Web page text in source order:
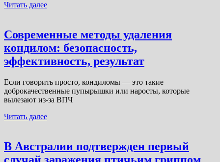
Читать далее
Современные методы удаления
кондилом: безопасность,
эффективность, результат
Если говорить просто, кондиломы — это такие
доброкачественные пупырышки или наросты, которые
вылезают из-за ВПЧ
Читать далее
В Австралии подтвержден первый
случай заражения птичьим гриппом